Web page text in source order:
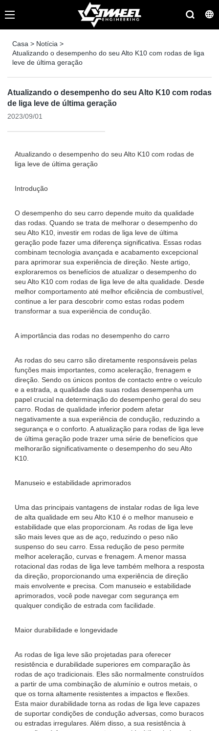
Casa > Notícia >
Atualizando o desempenho do seu Alto K10 com rodas de liga
leve de última geração
Atualizando o desempenho do seu Alto K10 com rodas
de liga leve de última geração
2023/09/01
Atualizando o desempenho do seu Alto K10 com rodas de
liga leve de última geração
Introdução
O desempenho do seu carro depende muito da qualidade
das rodas. Quando se trata de melhorar o desempenho do
seu Alto K10, investir em rodas de liga leve de última
geração pode fazer uma diferença significativa. Essas rodas
combinam tecnologia avançada e acabamento excepcional
para aprimorar sua experiência de direção. Neste artigo,
exploraremos os benefícios de atualizar o desempenho do
seu Alto K10 com rodas de liga leve de alta qualidade. Desde
melhor comportamento até melhor eficiência de combustível,
continue a ler para descobrir como estas rodas podem
transformar a sua experiência de condução.
A importância das rodas no desempenho do carro
As rodas do seu carro são diretamente responsáveis ​​pelas
funções mais importantes, como aceleração, frenagem e
direção. Sendo os únicos pontos de contacto entre o veículo
e a estrada, a qualidade das suas rodas desempenha um
papel crucial na determinação do desempenho geral do seu
carro. Rodas de qualidade inferior podem afetar
negativamente a sua experiência de condução, reduzindo a
segurança e o conforto. A atualização para rodas de liga leve
de última geração pode trazer uma série de benefícios que
melhorarão significativamente o desempenho do seu Alto
K10.
Manuseio e estabilidade aprimorados
Uma das principais vantagens de instalar rodas de liga leve
de alta qualidade em seu Alto K10 é o melhor manuseio e
estabilidade que elas proporcionam. As rodas de liga leve
são mais leves que as de aço, reduzindo o peso não
suspenso do seu carro. Essa redução de peso permite
melhor aceleração, curvas e frenagem. A menor massa
rotacional das rodas de liga leve também melhora a resposta
da direção, proporcionando uma experiência de direção
mais envolvente e precisa. Com manuseio e estabilidade
aprimorados, você pode navegar com segurança em
qualquer condição de estrada com facilidade.
Maior durabilidade e longevidade
As rodas de liga leve são projetadas para oferecer
resistência e durabilidade superiores em comparação às
rodas de aço tradicionais. Eles são normalmente construídos
a partir de uma combinação de alumínio e outros metais, o
que os torna altamente resistentes a impactos e flexões.
Esta maior durabilidade torna as rodas de liga leve capazes
de suportar condições de condução adversas, como buracos
ou estradas irregulares. Além disso, a sua resistência à